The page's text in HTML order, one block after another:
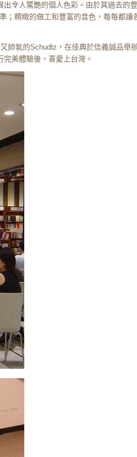
令人驚艷的個人色彩。由於其過去的
；精緻的做工和豐富的音色，每每都讓
帥氣的Schudtz ，在佳典於信義誠品舉
美體驗後，喜愛上台灣。